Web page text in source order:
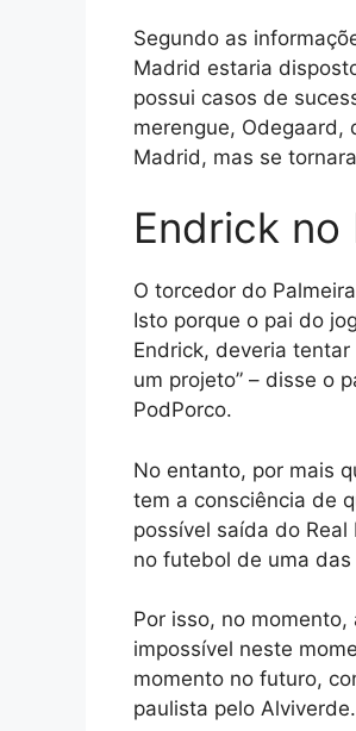
Segundo as
Madrid estaria
possui casos de
merengue, Odegaard,
Madrid, mas se
Endrick no
O torcedor do
Isto porque o pai do
Endrick, deveria
um projeto” – disse o
PodPorco.
No entanto, por mais
tem a consciência de
possível saída do
no futebol de uma
Por isso, no
impossível neste
momento no futuro,
paulista pelo Alviverde.